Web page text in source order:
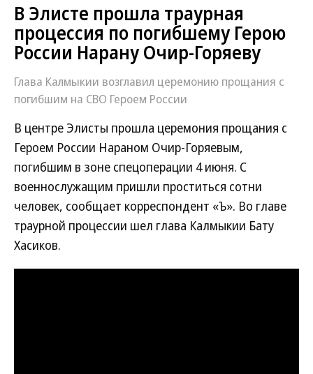
В Элисте прошла траурная
процессия по погибшему Герою
России Нарану Очир-Горяеву
Глава Калмыкии возглавил церемонию прощания с
погибшим на СВО Героем России
В центре Элисты прошла церемония прощания с
Героем России Нараном Очир-Горяевым,
погибшим в зоне спецоперации 4 июня. С
военнослужащим пришли проститься сотни
человек, сообщает корреспондент «Ъ». Во главе
траурной процессии шел глава Калмыкии Бату
Хасиков.